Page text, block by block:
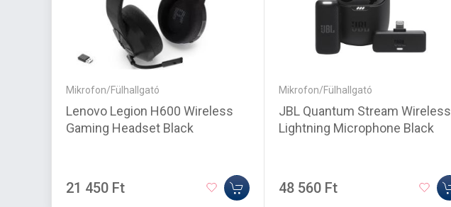
Mikrofon/Fülhallgató
Lenovo Legion H600 Wireless
Gaming Headset Black
21 450 Ft
Mikrofon/Fülhallgató
JBL Quantum Stream Wireless
Lightning Microphone Black
48 560 Ft